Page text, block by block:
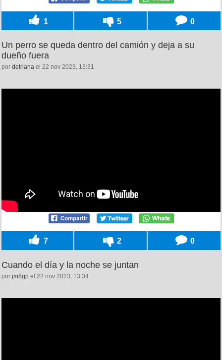
1 5 0
Un perro se queda dentro del camión y deja a su
dueño fuera
por detriana el 22 nov 2023, 13:31
7 2 0
Cuando el día y la noche se juntan
por jm8gp el 22 nov 2023, 13:34